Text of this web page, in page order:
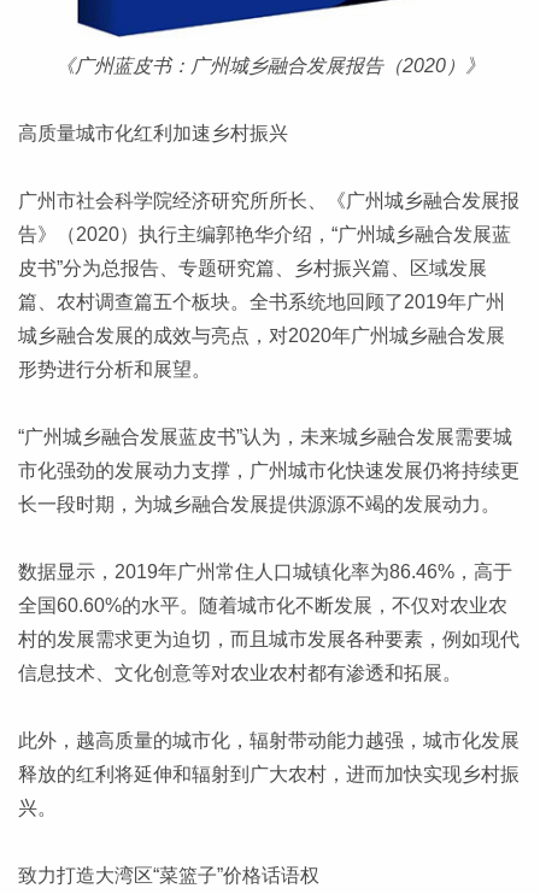
《广州蓝皮书：广州城乡融合发展报告（2020）》
高质量城市化红利加速乡村振兴
广州市社会科学院经济研究所所长、《广州城乡融合发展报
告》（2020）执行主编郭艳华介绍，“广州城乡融合发展蓝
皮书”分为总报告、专题研究篇、乡村振兴篇、区域发展
篇、农村调查篇五个板块。全书系统地回顾了2019年广州
城乡融合发展的成效与亮点，对2020年广州城乡融合发展
形势进行分析和展望。
“广州城乡融合发展蓝皮书”认为，未来城乡融合发展需要城
市化强劲的发展动力支撑，广州城市化快速发展仍将持续更
长一段时期，为城乡融合发展提供源源不竭的发展动力。
数据显示，2019年广州常住人口城镇化率为86.46%，高于
全国60.60%的水平。随着城市化不断发展，不仅对农业农
村的发展需求更为迫切，而且城市发展各种要素，例如现代
信息技术、文化创意等对农业农村都有渗透和拓展。
此外，越高质量的城市化，辐射带动能力越强，城市化发展
释放的红利将延伸和辐射到广大农村，进而加快实现乡村振
兴。
致力打造大湾区“菜篮子”价格话语权